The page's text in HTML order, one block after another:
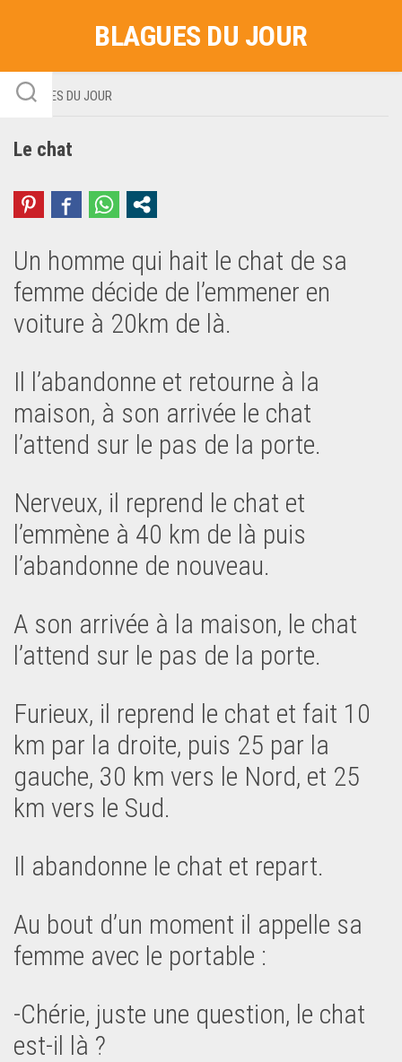
BLAGUES DU JOUR
BLAGUES DU JOUR
Le chat
Un homme qui hait le chat de sa
femme décide de l’emmener en
voiture à 20km de là.
Il l’abandonne et retourne à la
maison, à son arrivée le chat
l’attend sur le pas de la porte.
Nerveux, il reprend le chat et
l’emmène à 40 km de là puis
l’abandonne de nouveau.
A son arrivée à la maison, le chat
l’attend sur le pas de la porte.
Furieux, il reprend le chat et fait 10
km par la droite, puis 25 par la
gauche, 30 km vers le Nord, et 25
km vers le Sud.
Il abandonne le chat et repart.
Au bout d’un moment il appelle sa
femme avec le portable :
-Chérie, juste une question, le chat
est-il là ?